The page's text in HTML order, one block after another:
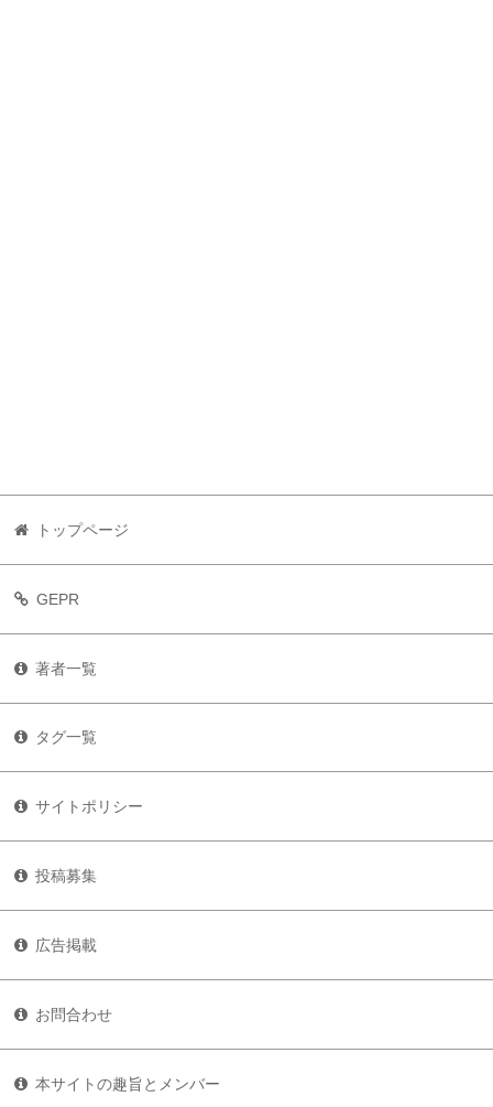
トップページ
GEPR
著者一覧
タグ一覧
サイトポリシー
投稿募集
広告掲載
お問合わせ
本サイトの趣旨とメンバー